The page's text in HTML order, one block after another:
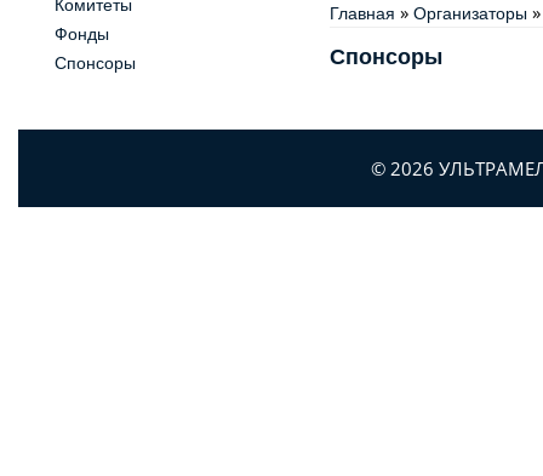
Главная » Организаторы»
Спонсоры
Комитеты
Фонды
Спонсоры
© 2026